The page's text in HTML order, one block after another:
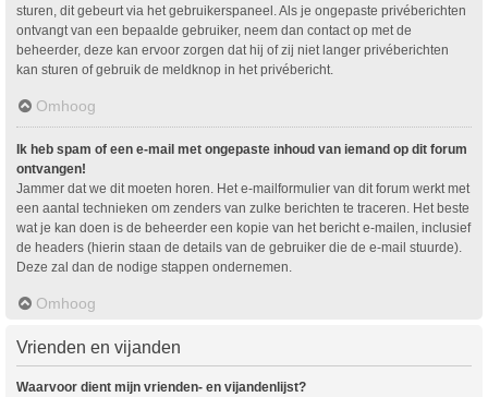
sturen, dit gebeurt via het gebruikerspaneel. Als je ongepaste privéberichten
ontvangt van een bepaalde gebruiker, neem dan contact op met de
beheerder, deze kan ervoor zorgen dat hij of zij niet langer privéberichten
kan sturen of gebruik de meldknop in het privébericht.
Omhoog
Ik heb spam of een e-mail met ongepaste inhoud van iemand op dit forum
ontvangen!
Jammer dat we dit moeten horen. Het e-mailformulier van dit forum werkt met
een aantal technieken om zenders van zulke berichten te traceren. Het beste
wat je kan doen is de beheerder een kopie van het bericht e-mailen, inclusief
de headers (hierin staan de details van de gebruiker die de e-mail stuurde).
Deze zal dan de nodige stappen ondernemen.
Omhoog
Vrienden en vijanden
Waarvoor dient mijn vrienden- en vijandenlijst?